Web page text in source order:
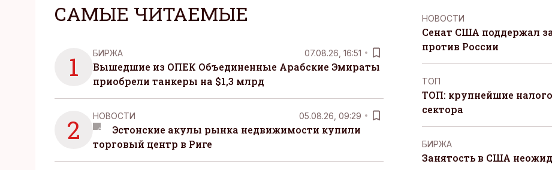
САМЫЕ ЧИТАЕМЫЕ
1 БИРЖА 07.08.26, 16:51
Вышедшие из ОПЕК Объединенные Арабские Эмираты
приобрели танкеры на $1,3 млрд
2 НОВОСТИ 05.08.26, 09:29
Эстонские акулы рынка недвижимости купили
торговый центр в Риге
НОВОСТИ
Сенат США поддержал
против России
ТОП
ТОП: крупнейшие
сектора
БИРЖА
Занятость в США